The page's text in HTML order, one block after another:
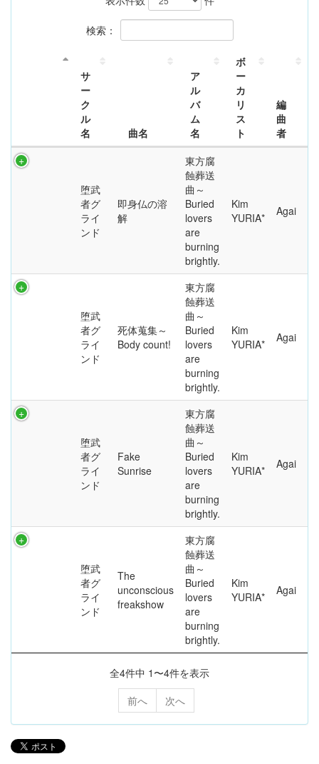
検索：
サ
ー
ク
ル
名
曲名
ア
ル
バ
ム
名
ボ
ー
カ
リ
ス
ト
編
曲
者
堕武
者グ
ライ
ンド
即身仏の溶
解
東方腐
蝕葬送
曲～
Buried
lovers
are
burning
brightly.
Kim
YURIA*
Agai
堕武
者グ
ライ
ンド
死体蒐集～
Body count!
東方腐
蝕葬送
曲～
Buried
lovers
are
burning
brightly.
Kim
YURIA*
Agai
堕武
者グ
ライ
ンド
Fake
Sunrise
東方腐
蝕葬送
曲～
Buried
lovers
are
burning
brightly.
Kim
YURIA*
Agai
堕武
者グ
ライ
ンド
The
unconscious
freakshow
東方腐
蝕葬送
曲～
Buried
lovers
are
burning
brightly.
Kim
YURIA*
Agai
全4件中 1〜4件を表示
前へ
次へ